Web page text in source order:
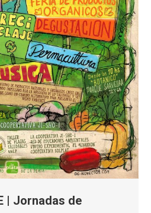
| Jornadas de